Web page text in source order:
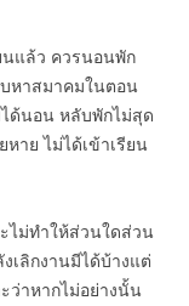
นแล้ว ควรนอนพัก
หาสมาคมในตอน
ได้นอน หลับพักไม่สุด
าย ไม่ได้เข้าเรียน
ไม่ทำให้ส่วนใดส่วน
เลิกงานมีได้บ้างแต่
ว่าหากไม่อย่างนั้น